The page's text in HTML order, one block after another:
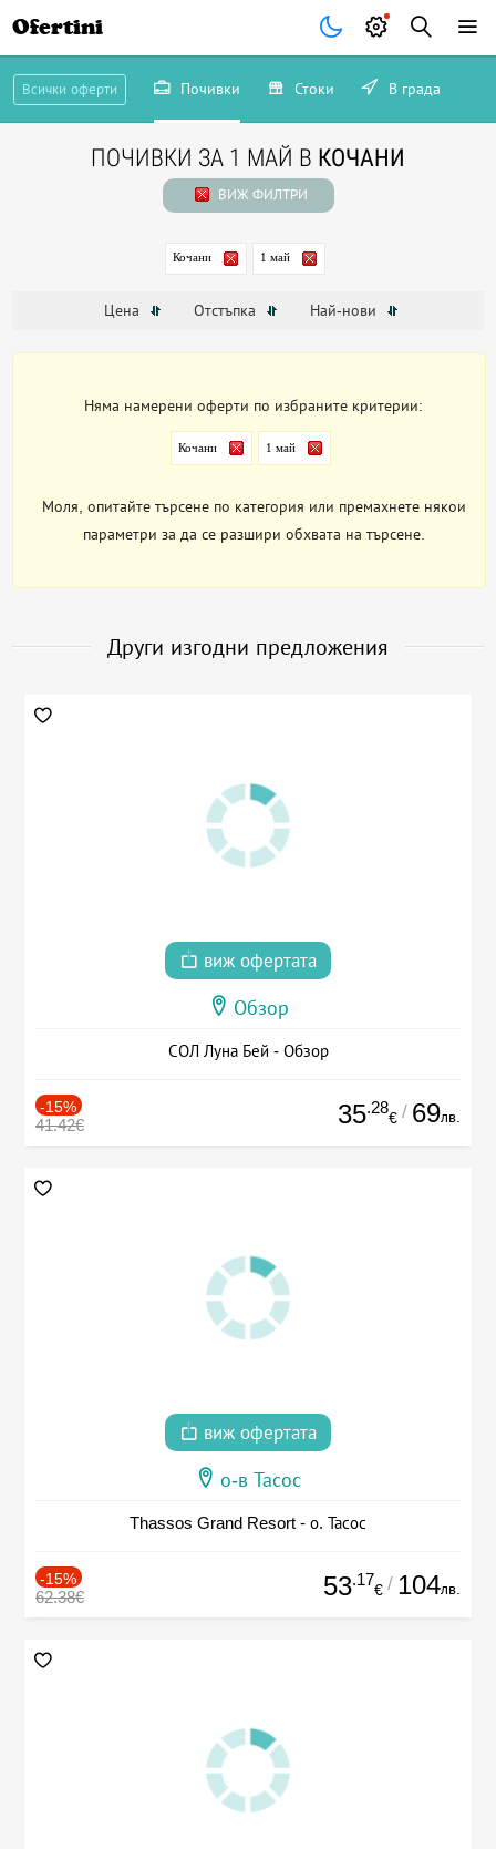
Ofertini
Всички оферти Почивки Стоки В града
ПОЧИВКИ ЗА 1 МАЙ В КОЧАНИ
ВИЖ ФИЛТРИ
Кочани 1 май
Цена Отстъпка Най-нови
Няма намерени оферти по избраните критерии:
Кочани 1 май
Моля, опитайте търсене по категория или премахнете някои
параметри за да се разшири обхвата на търсене.
Други изгодни предложения
виж офертата
Обзор
СОЛ Луна Бей - Обзор
-15%
41.42€ 35.28
€ / 69лв.
виж офертата
о-в Тасос
Thassos Grand Resort - о. Тасос
-15%
62.38€ 53.17
€ / 104лв.